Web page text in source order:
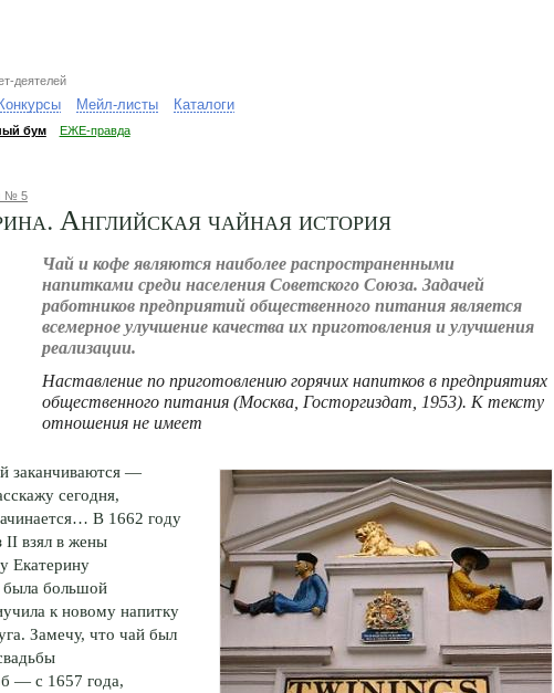
деятелей
Конкурсы Мейл-листы Каталоги
бум ЕЖЕ-правда
№ 5
Английская чайная история
Чай и кофе являются наиболее распространенными
напитками среди населения Советского Союза. Задачей
работников предприятий общественного питания является
всемерное улучшение качества их приготовления и улучшения
реализации.
Наставление по приготовлению горячих напитков в предприятиях
общественного питания (Москва, Госторгиздат, 1953). К тексту
отношения не имеет
заканчиваются —
сегодня,
В 1662 году
II взял в жены
Екатерину
была большой
к новому напитку
Замечу, что чай был
— с 1657 года,